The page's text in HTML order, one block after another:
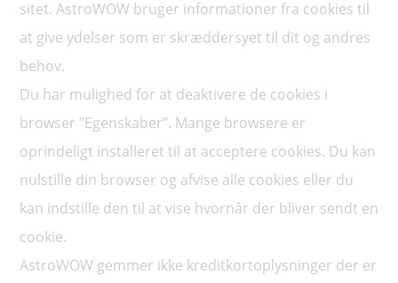
sitet. AstroWOW bruger informationer fra cookies til
at give ydelser som er skræddersyet til dit og andres
behov.
Du har mulighed for at deaktivere de cookies i
browser ”Egenskaber”. Mange browsere er
oprindeligt installeret til at acceptere cookies. Du kan
nulstille din browser og afvise alle cookies eller du
kan indstille den til at vise hvornår der bliver sendt en
cookie.
AstroWOW gemmer ikke kreditkortoplysninger der er